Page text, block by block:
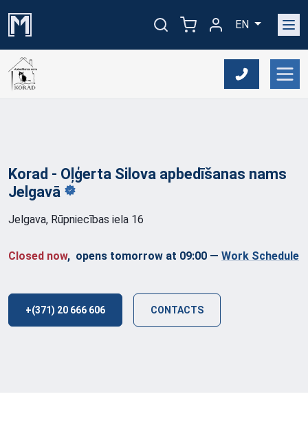
EN
Korad - Oļģerta Silova apbedīšanas nams
Jelgavā
Jelgava, Rūpniecības iela 16
Closed now, opens tomorrow at 09:00 — Work Schedule
+(371) 20 666 606 CONTACTS